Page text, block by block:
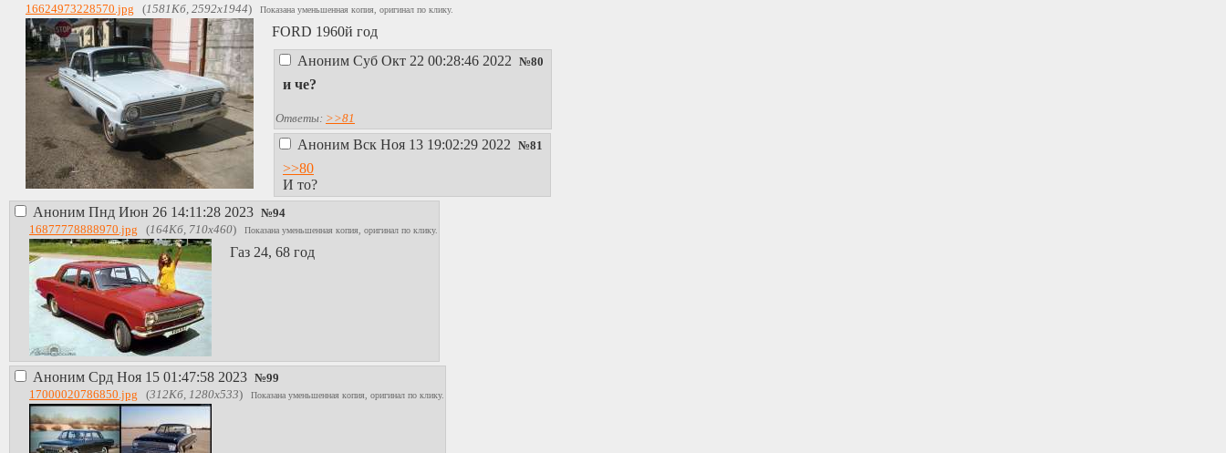
16624973228570.jpg (1581Кб, 2592x1944) Показана уменьшенная копия, оригинал по клику.
FORD 1960й год
Аноним Суб Окт 22 00:28:46 2022 №80
и че?
Ответы: >>81
Аноним Вск Ноя 13 19:02:29 2022 №81
>>80
И то?
Аноним Пнд Июн 26 14:11:28 2023 №94
16877778888970.jpg (164Кб, 710x460) Показана уменьшенная копия, оригинал по клику.
Газ 24, 68 год
Аноним Срд Ноя 15 01:47:58 2023 №99
17000020786850.jpg (312Кб, 1280x533) Показана уменьшенная копия, оригинал по клику.